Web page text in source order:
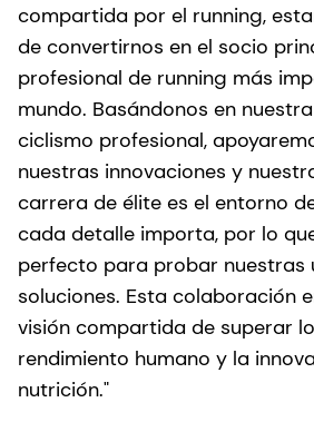
compartida por el running,
de convertirnos en el socio
profesional de running más
mundo. Basándonos en
ciclismo profesional,
nuestras innovaciones y
carrera de élite es el entorno
cada detalle importa, por lo
perfecto para probar nuestras
soluciones. Esta colaboración
visión compartida de superar
rendimiento humano y la
nutrición."